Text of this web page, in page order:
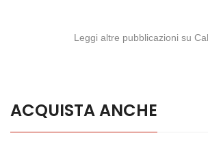
Leggi altre pubblicazioni su
ACQUISTA ANCHE